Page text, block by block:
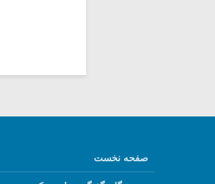
صفحه نخست